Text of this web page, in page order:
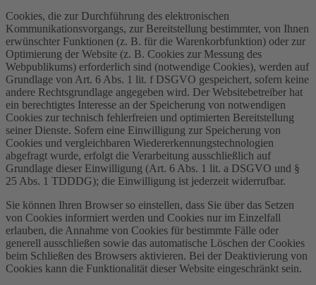
Cookies, die zur Durchführung des elektronischen
Kommunikationsvorgangs, zur Bereitstellung bestimmter, von Ihnen
erwünschter Funktionen (z. B. für die Warenkorbfunktion) oder zur
Optimierung der Website (z. B. Cookies zur Messung des
Webpublikums) erforderlich sind (notwendige Cookies), werden auf
Grundlage von Art. 6 Abs. 1 lit. f DSGVO gespeichert, sofern keine
andere Rechtsgrundlage angegeben wird. Der Websitebetreiber hat
ein berechtigtes Interesse an der Speicherung von notwendigen
Cookies zur technisch fehlerfreien und optimierten Bereitstellung
seiner Dienste. Sofern eine Einwilligung zur Speicherung von
Cookies und vergleichbaren Wiedererkennungstechnologien
abgefragt wurde, erfolgt die Verarbeitung ausschließlich auf
Grundlage dieser Einwilligung (Art. 6 Abs. 1 lit. a DSGVO und §
25 Abs. 1 TDDDG); die Einwilligung ist jederzeit widerrufbar.
Sie können Ihren Browser so einstellen, dass Sie über das Setzen
von Cookies informiert werden und Cookies nur im Einzelfall
erlauben, die Annahme von Cookies für bestimmte Fälle oder
generell ausschließen sowie das automatische Löschen der Cookies
beim Schließen des Browsers aktivieren. Bei der Deaktivierung von
Cookies kann die Funktionalität dieser Website eingeschränkt sein.